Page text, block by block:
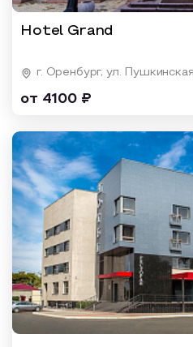
Hotel Grand
г. Оренбург, ул.
от 4100 ₽